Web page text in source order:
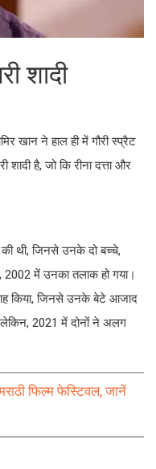
शादी
खान ने हाल ही में गौरी स्प्रैट
है, जो कि रीना दत्ता और
की थी, जिनसे उनके दो बच्चे,
में उनका तलाक हो गया।
किया, जिनसे उनके बेटे आजाद
2021 में दोनों ने अलग
फिल्म फेस्टिवल, जानें